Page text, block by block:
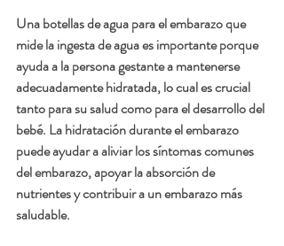
Una botellas de agua para el embarazo que
mide la ingesta de agua es importante porque
ayuda a la persona gestante a mantenerse
adecuadamente hidratada, lo cual es crucial
tanto para su salud como para el desarrollo del
bebé. La hidratación durante el embarazo
puede ayudar a aliviar los síntomas comunes
del embarazo, apoyar la absorción de
nutrientes y contribuir a un embarazo más
saludable.